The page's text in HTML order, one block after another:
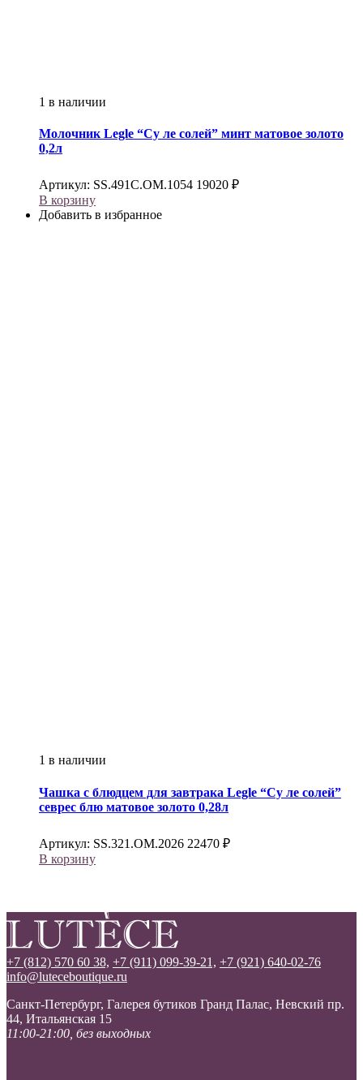
1 в наличии
МолочникLegle “Су ле солей” минт матовое золото
0,2л
Артикул: SS.491C.OM.1054 19020 ₽
В корзину
Добавить в избранное
1 в наличии
Чашка с блюдцем для завтрака Legle “Су ле солей”
севрес блю матовое золото 0,28л
Артикул: SS.321.OM.2026 22470 ₽
В корзину
+7 (812) 570 60 38, +7 (911) 099-39-21, +7 (921) 640-02-76
info@luteceboutique.ru
Санкт-Петербург, Галерея бутиков Гранд Палас, Невский пр.
44, Итальянская 15
11:00-21:00, без выходных